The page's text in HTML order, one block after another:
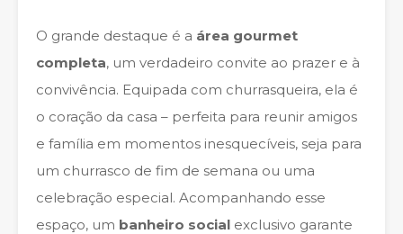
O grande destaque é a área gourmet
completa, um verdadeiro convite ao prazer e à
convivência. Equipada com churrasqueira, ela é
o coração da casa – perfeita para reunir amigos
e família em momentos inesquecíveis, seja para
um churrasco de fim de semana ou uma
celebração especial. Acompanhando esse
espaço, um banheiro social exclusivo garante